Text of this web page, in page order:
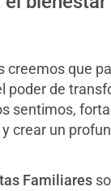
creemos que
poder de
sentimos,
crear un
Familiares